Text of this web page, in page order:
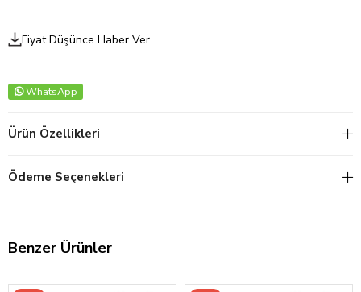
Fiyat Düşünce Haber Ver
WhatsApp
Ürün Özellikleri
Ödeme Seçenekleri
Benzer Ürünler